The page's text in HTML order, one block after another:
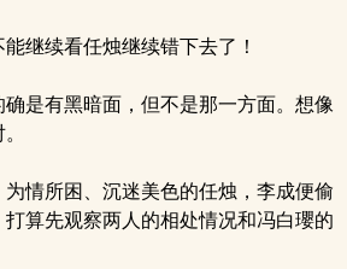
继续看任烛继续错下去了！
是有黑暗面，但不是那一方面。想像
情所困、沉迷美色的任烛，李成便偷
算先观察两人的相处情况和冯白瓔的